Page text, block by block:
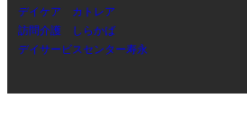
デイケア カトレア
訪問介護 しらかば
デイサービスセンター寿永